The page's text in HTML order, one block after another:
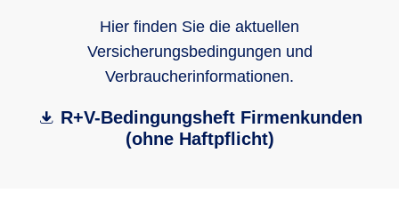
Hier finden Sie die aktuellen
Versicherungsbedingungen und
Verbraucherinformationen.
R+V-Bedingungsheft Firmenkunden
(ohne Haftpflicht)